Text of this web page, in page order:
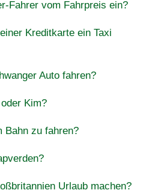
Fahrer vom Fahrpreis ein?
Kreditkarte ein Taxi
Auto fahren?
Kim?
Bahn zu fahren?
Urlaub machen?